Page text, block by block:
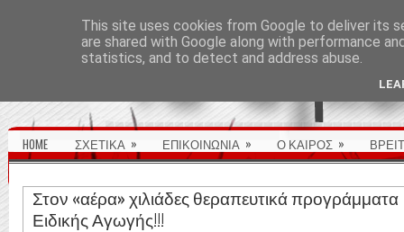
HOME ΣΧΕΤΙΚΑ » ΕΠΙΚΟΙΝΩΝΙΑ » Ο ΚΑΙΡΟΣ »
Στον «αέρα» χιλιάδες θεραπευτικά προγράμματα
Ειδικής Αγωγής!!!
This site uses cookies from Google to deliver its
are shared with Google along with performance
statistics, and to detect and address abuse.